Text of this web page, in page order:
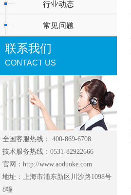
行业动态
常见问题
联系我们
CONTACT US
全国客服热线：:400-869-6708
技术服务热线：0531-82922666
官网：http://www.aoduoke.com
地址：上海市浦东新区川沙路1098号
8幢